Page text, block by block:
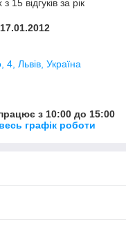
15 відгуків за рік
4, Львів, Україна
з 10:00 до 15:00
графік роботи